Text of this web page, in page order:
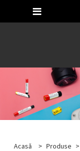
Acasă > Produse